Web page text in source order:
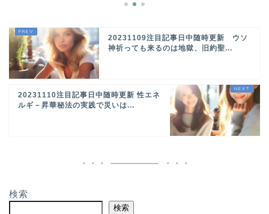
20231109注目記事日中随時更新 ウソ
神祈っても来るのは地獄、旧約聖...
20231110注目記事日中随時更新 性エネ
ルギ－昇華秘法の実践で災いは...
検索
検索